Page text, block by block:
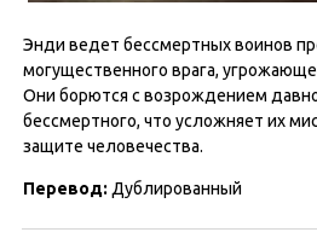
Энди ведет бессмертных воинов
могущественного врага,
Они борются с возрождением
бессмертного, что усложняет их
защите человечества.
Перевод: Дублированный